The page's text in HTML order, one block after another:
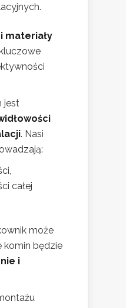
materiały
jest
. Nasi
całej
może
komin będzie
i